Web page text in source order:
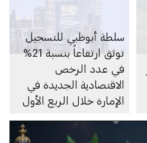
سلطة أبوظبي للتسجيل
توثق ارتفاعاً بنسبة 21%
في عدد الرخص
الاقتصادية الجديدة في
الإمارة خلال الربع الأول